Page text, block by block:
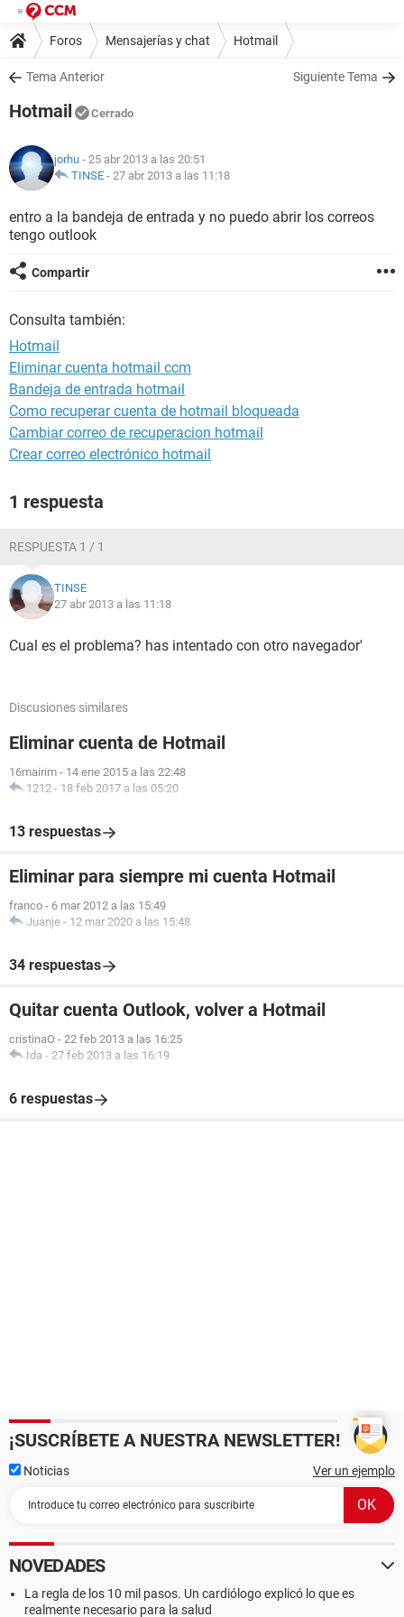
Foros Mensajerías y chat Hotmail
Tema Anterior Siguiente Tema
Hotmail Cerrado
jorhu - 25 abr 2013 a las 20:51
TINSE - 27 abr 2013 a las 11:18
entro a la bandeja de entrada y no puedo abrir los correos
tengo outlook
Compartir
Consulta también:
Hotmail
Eliminar cuenta hotmail ccm
Bandeja de entrada hotmail
Como recuperar cuenta de hotmail bloqueada
Cambiar correo de recuperacion hotmail
Crear correo electrónico hotmail
1 respuesta
RESPUESTA 1 / 1
TINSE
27 abr 2013 a las 11:18
Cual es el problema? has intentado con otro navegador'
Discusiones similares
Eliminar cuenta de Hotmail
16mairim - 14 ene 2015 a las 22:48
1212 - 18 feb 2017 a las 05:20
13 respuestas
Eliminar para siempre mi cuenta Hotmail
franco - 6 mar 2012 a las 15:49
Juanje - 12 mar 2020 a las 15:48
34 respuestas
Quitar cuenta Outlook, volver a Hotmail
cristinaO - 22 feb 2013 a las 16:25
Ida - 27 feb 2013 a las 16:19
6 respuestas
¡SUSCRÍBETE A NUESTRA NEWSLETTER!
Noticias Ver un ejemplo
NOVEDADES
La regla de los 10 mil pasos. Un cardiólogo explicó lo que es
realmente necesario para la salud